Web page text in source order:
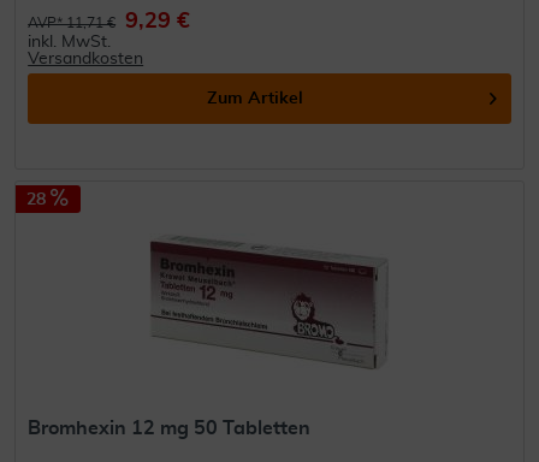
AVP* 11,71 € 9,29 €
inkl. MwSt.
Versandkosten
Zum Artikel
28
Bromhexin 12 mg 50 Tabletten